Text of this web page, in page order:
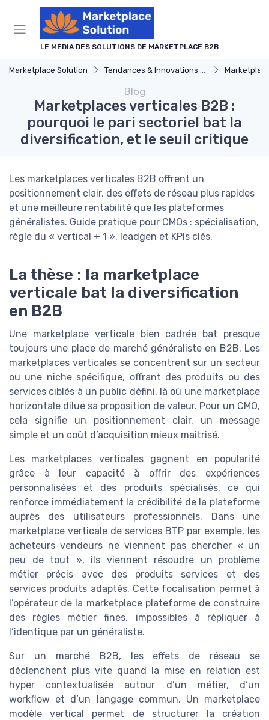
LE MEDIA DES SOLUTIONS DE MARKETPLACE B2B
Marketplace Solution Tendances & Innovations dans les logiciel de marketplace
Blog
Marketplaces verticales B2B :
pourquoi le pari sectoriel bat la
diversification, et le seuil critique
Les marketplaces verticales B2B offrent un
positionnement clair, des effets de réseau plus rapides
et une meilleure rentabilité que les plateformes
généralistes. Guide pratique pour CMOs : spécialisation,
règle du « vertical + 1 », leadgen et KPIs clés.
La thèse : la marketplace
verticale bat la diversification
en B2B
Une marketplace verticale bien cadrée bat presque
toujours une place de marché généraliste en B2B. Les
marketplaces verticales se concentrent sur un secteur
ou une niche spécifique, offrant des produits ou des
services ciblés à un public défini, là où une marketplace
horizontale dilue sa proposition de valeur. Pour un CMO,
cela signifie un positionnement clair, un message
simple et un coût d’acquisition mieux maîtrisé.
Les marketplaces verticales gagnent en popularité
grâce à leur capacité à offrir des expériences
personnalisées et des produits spécialisés, ce qui
renforce immédiatement la crédibilité de la plateforme
auprès des utilisateurs professionnels. Dans une
marketplace verticale de services BTP par exemple, les
acheteurs vendeurs ne viennent pas chercher « un
peu de tout », ils viennent résoudre un problème
métier précis avec des produits services et des
services produits adaptés. Cette focalisation permet à
l’opérateur de la marketplace plateforme de construire
des règles métier fines, impossibles à répliquer à
l’identique par un généraliste.
Sur un marché B2B, les effets de réseau se
déclenchent plus vite quand la mise en relation est
hyper contextualisée autour d’un métier, d’un
workflow et d’un langage commun. Un marketplace
modèle vertical permet de structurer la création
Panneau de gestion des cookies